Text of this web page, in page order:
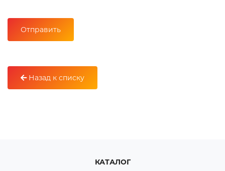
Назад к списку
КАТАЛОГ